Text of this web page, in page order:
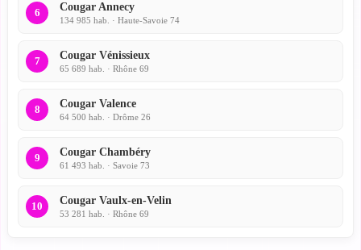
6 Cougar Annecy
134 985 hab. · Haute-Savoie 74
7 Cougar Vénissieux
65 689 hab. · Rhône 69
8 Cougar Valence
64 500 hab. · Drôme 26
9 Cougar Chambéry
61 493 hab. · Savoie 73
10 Cougar Vaulx-en-Velin
53 281 hab. · Rhône 69